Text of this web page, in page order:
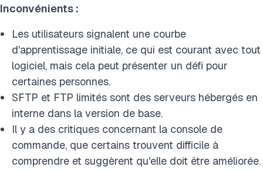
Inconvénients :
Les utilisateurs signalent une courbe
d'apprentissage initiale, ce qui est courant avec tout
logiciel, mais cela peut présenter un défi pour
certaines personnes.
SFTP et FTP limités sont des serveurs hébergés en
interne dans la version de base.
Il y a des critiques concernant la console de
commande, que certains trouvent difficile à
comprendre et suggèrent qu'elle doit être améliorée.